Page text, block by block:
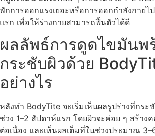
พักการออกแรงเยอะหรือการออกกำลังกายไ
แรก เพื่อให้ร่างกายสามารถฟื้นตัวได้ดี
ผลลัพธ์การดูดไขมันพ
กระชับผิวด้วย
อย่างไร
หลังทำ BodyTite จะเริ่มเห็นผลรูปร่างที่กระ
ช่วง 1–2 สัปดาห์แรก โดยผิวจะค่อย ๆ สร้าง
ต่อเนื่อง และเห็นผลเต็มที่ในช่วงประมาณ